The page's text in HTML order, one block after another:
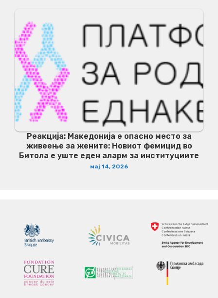
Реакција: Македонија е опасно место за
живеење за жените: Новиот фемицид во
Битола е уште еден аларм за институциите
мај 14, 2026